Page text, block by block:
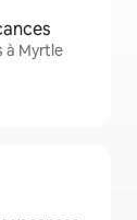
à Myrtle